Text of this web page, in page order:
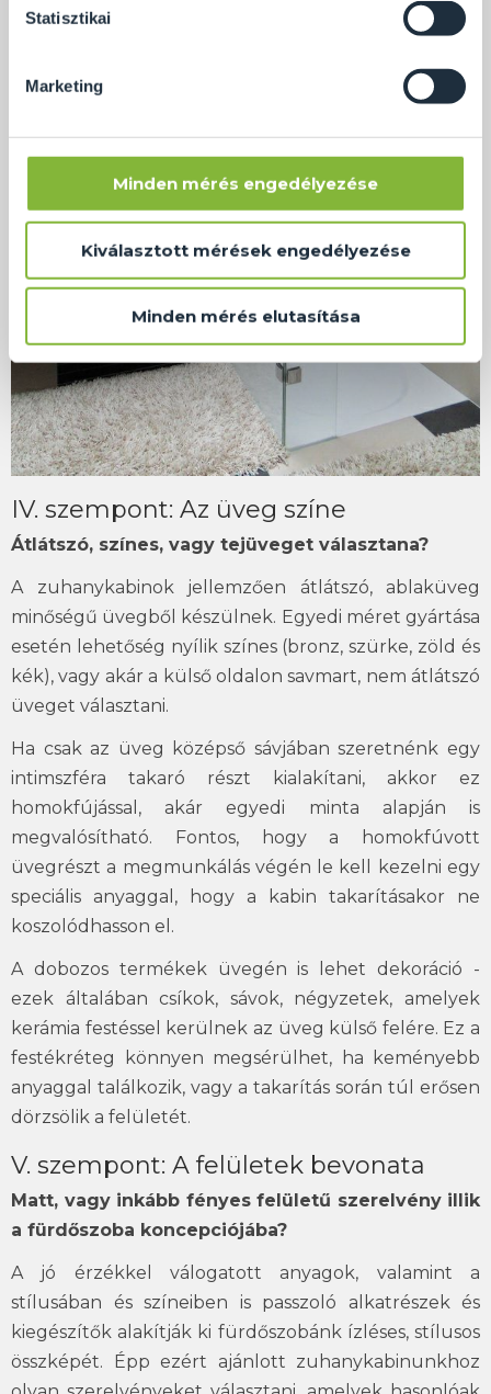
Statisztikai
Marketing
Minden mérés engedélyezése
Kiválasztott mérések engedélyezése
Minden mérés elutasítása
IV. szempont: Az üveg színe
Átlátszó, színes, vagy tejüveget választana?
A zuhanykabinok jellemzően átlátszó, ablaküveg
minőségű üvegből készülnek. Egyedi méret gyártása
esetén lehetőség nyílik színes (bronz, szürke, zöld és
kék), vagy akár a külső oldalon savmart, nem átlátszó
üveget választani.
Ha csak az üveg középső sávjában szeretnénk egy
intimszféra takaró részt kialakítani, akkor ez
homokfújással, akár egyedi minta alapján is
megvalósítható. Fontos, hogy a homokfúvott
üvegrészt a megmunkálás végén le kell kezelni egy
speciális anyaggal, hogy a kabin takarításakor ne
koszolódhasson el.
A dobozos termékek üvegén is lehet dekoráció -
ezek általában csíkok, sávok, négyzetek, amelyek
kerámia festéssel kerülnek az üveg külső felére. Ez a
festékréteg könnyen megsérülhet, ha keményebb
anyaggal találkozik, vagy a takarítás során túl erősen
dörzsölik a felületét.
V. szempont: A felületek bevonata
Matt, vagy inkább fényes felületű szerelvény illik
a fürdőszoba koncepciójába?
A jó érzékkel válogatott anyagok, valamint a
stílusában és színeiben is passzoló alkatrészek és
kiegészítők alakítják ki fürdőszobánk ízléses, stílusos
összképét. Épp ezért ajánlott zuhanykabinunkhoz